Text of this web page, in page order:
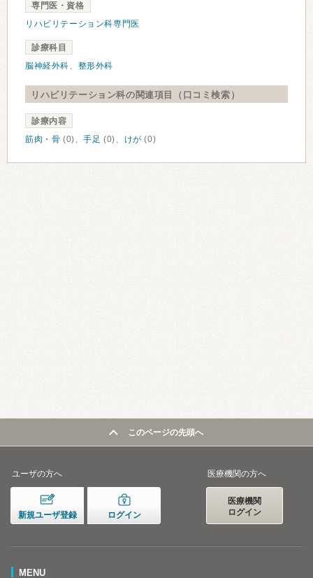
専門医・資格
リハビリテーション科専門医
診療科目
脳神経外科、 整形外科
リハビリテーション科の関連項目（口コミ検索）
診療内容
筋肉・骨 (0)、手足 (0)、 けが (0)
このページの先頭へ
ユーザの方へ
新規ユーザ登録 ログイン
医療機関の方へ
医療機関
ログイン
MENU